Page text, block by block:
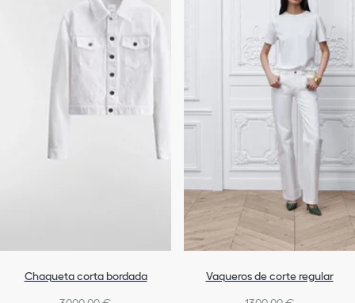
Chaqueta corta bordada Vaqueros de corte regular